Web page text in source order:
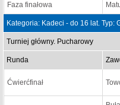
Faza finałowa
Kategoria: Kadeci - do 16 lat. Typ:
Turniej główny. Pucharowy
Runda
Ćwierćfinał